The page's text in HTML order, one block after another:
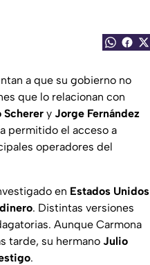
a que su gobierno no
que lo relacionan con
Scherer y Jorge Fernández
permitido el acceso a
operadores del
en Estados Unidos
. Distintas versiones
Aunque Carmona
tarde, su hermano Julio
.